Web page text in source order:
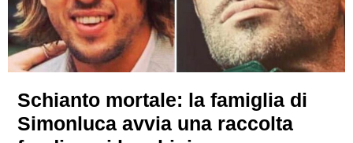
Schianto mortale: la famiglia di
Simonluca avvia una raccolta